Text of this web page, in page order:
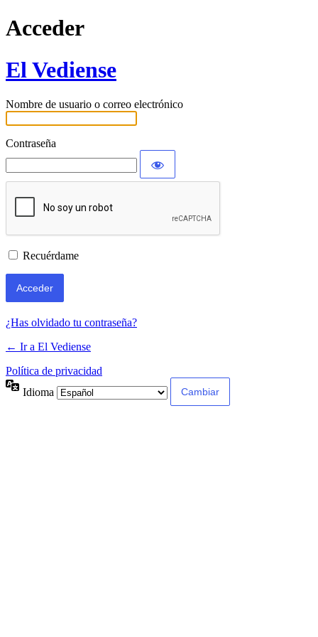
Acceder
El Vediense
Nombre de usuario o correo electrónico
Contraseña
Recuérdame
¿Has olvidado tu contraseña?
← Ir a El Vediense
Política de privacidad
Idioma